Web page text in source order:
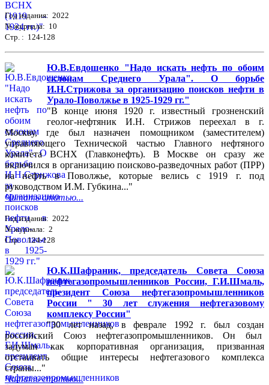
Год издания: 2022
№ журнала: 10
Стр. : 124-128
Ю.В.Евдошенко "Надо искать нефть по обоим
склонам Среднего Урала". О борьбе
И.Н.Стрижова за организацию поисков нефти в
Урало-Поволжье в 1925-1929 гг."
"В конце июня 1920 г. известный грозненский
геолог-нефтяник И.Н. Стрижов переехал в г.
Москву, где был назначен помощником (заместителем)
управляющего Технической частью Главного нефтяного
комитета ВСНХ (Главконефть). В Москве он сразу же
включился в организацию поисково-разведочных работ (ПРР)
на нефть в Поволжье, которые велись с 1919 г. под
руководством И.М. Губкина..."
Читать статью...
Год издания: 2022
№ журнала: 2
Стр. : 124-128
Ю.К.Шафраник, председатель Совета Союза
нефтегазопромышленников России, Г.И.Шмаль,
президент Союза нефтегазопромышленников
России " 30 лет служения нефтегазовому
комплексу России"
"30 лет назад, в феврале 1992 г. был создан
российский Союз нефтегазопромышленников. Он был
задуман как корпоративная организация, призванная
отстаивать общие интересы нефтегазового комплекса
страны..."
Читать статью...